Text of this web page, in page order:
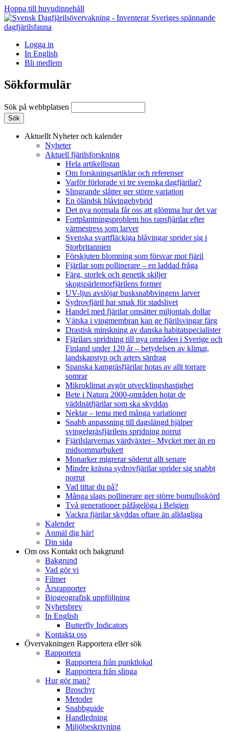
Hoppa till huvudinnehåll
Logga in
In English
Bli medlem
Sökformulär
Sök på webbplatsen
Aktuellt Nyheter och kalender
Nyheter
Aktuell fjärilsforskning
Hela artikellistan
Om forskningsartiklar och referenser
Varför förlorade vi tre svenska dagfjärilar?
Slingrande slåtter ger större variation
En öländsk blåvingehybrid
Det nya normala får oss att glömma hur det var
Fortplantningsproblem hos rapsfjärilar efter
värmestress som larver
Svenska svartfläckiga blåvingar sprider sig i
Storbritannien
Förskjuten blomning som försvar mot fjäril
Fjärilar som pollinerare – en laddad fråga
Färg, storlek och genetik skiljer
skogspärlemorfjärilens former
UV-ljus avslöjar busksnabbvingens larver
Sydrovfjäril har smak för stadslivet
Handel med fjärilar omsätter miljontals dollar
Vätska i vingmembran kan ge fjärilsvingar färg
Drastisk minskning av danska habitatspecialister
Fjärilars spridning till nya områden i Sverige och
Finland under 120 år– betydelsen av klimat,
landskapstyp och arters särdrag
Spanska kamgräsfjärilar hotas av allt torrare
somrar
Mikroklimat avgör utvecklingshastighet
Bete i Natura 2000-områden hotar de
väddnätfjärilar som ska skyddas
Nektar – tema med många variationer
Snabb anpassning till dagslängd hjälper
svingelgräsfjärilens spridning norrut
Fjärilslarvernas värdväxter– Mycket mer än en
midsommarbukett
Monarker migrerar söderut allt senare
Mindre kräsna sydrovfjärilar sprider sig snabbt
norrut
Vad tittar du på?
Många slags pollinerare ger större bomullsskörd
Två generationer påfågelöga i Belgien
Vackra fjärilar skyddas oftare än alldagliga
Kalender
Anmäl dig här!
Din sida
Om oss Kontakt och bakgrund
Bakgrund
Vad gör vi
Filmer
Årsrapporter
Biogeografisk uppföljning
Nyhetsbrev
In English
Butterfly Indicators
Kontakta oss
Övervakningen Rapportera eller sök
Rapportera
Rapportera från punktlokal
Rapportera från slinga
Hur gör man?
Broschyr
Metoder
Snabbguide
Handledning
Miljöbeskrivning